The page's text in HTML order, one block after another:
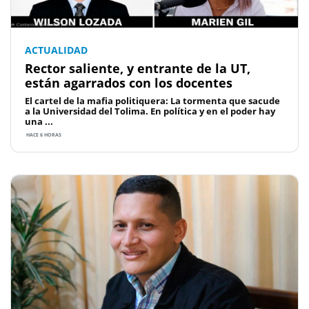
ACTUALIDAD
Rector saliente, y entrante de la UT,
están agarrados con los docentes
El cartel de la mafia politiquera: La tormenta que sacude
a la Universidad del Tolima. En política y en el poder hay
una ...
HACE 6 HORAS